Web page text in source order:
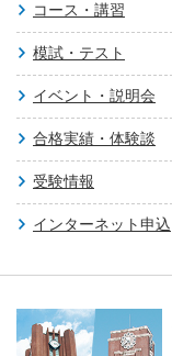
コース・講習
模試・テスト
イベント・説明会
合格実績・体験談
受験情報
インターネット申込